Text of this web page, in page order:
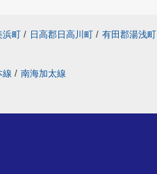
浜町 / 日高郡日高川町 / 有田郡湯浅町
線 / 南海加太線